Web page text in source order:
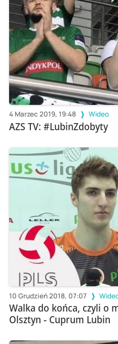
4 Marzec 2019, 19:48 Wideo
AZS TV: #LubinZdobyty
10 Grudzień 2018, 07:07
Walka do końca, czyli o
Olsztyn - Cuprum Lubin